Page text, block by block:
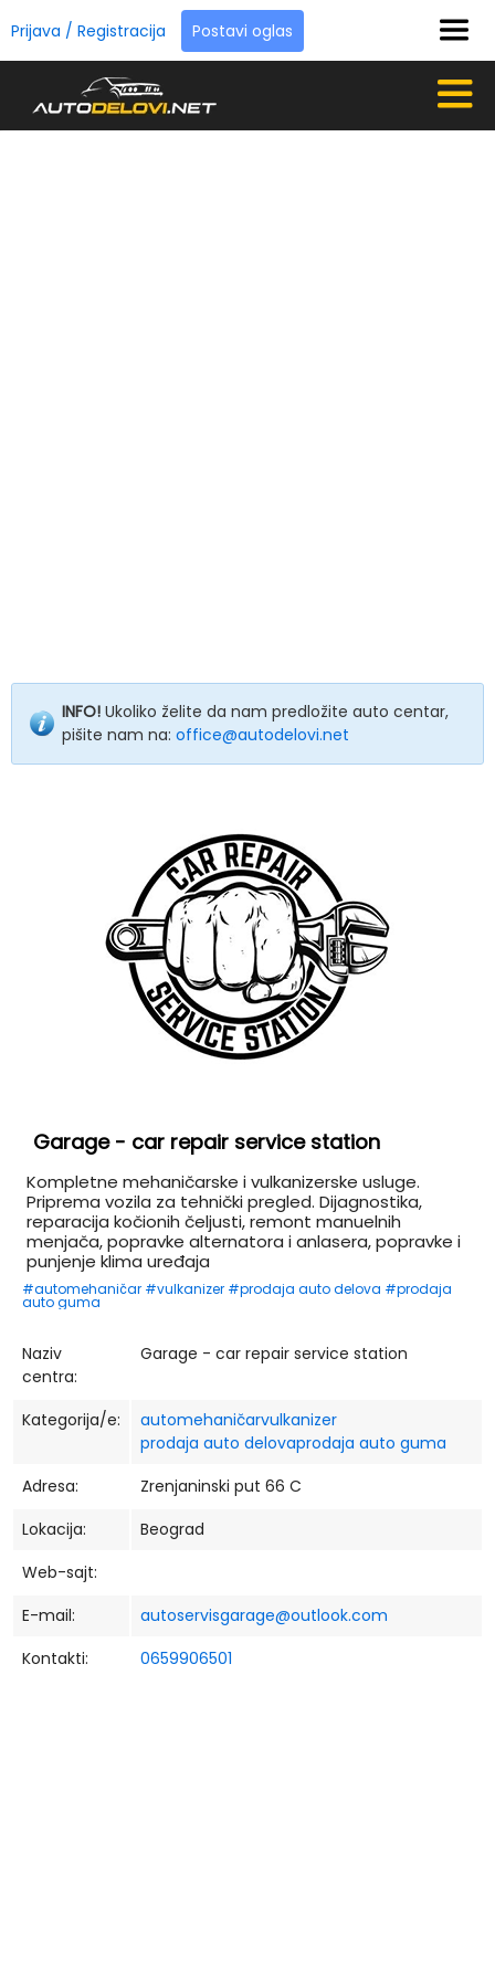
Prijava / Registracija Postavi oglas
INFO! Ukoliko želite da nam predložite auto centar,
pišite nam na: office@autodelovi.net
Garage - car repair service station
Kompletne mehaničarske i vulkanizerske usluge.
Priprema vozila za tehnički pregled. Dijagnostika,
reparacija kočionih čeljusti, remont manuelnih
menjača, popravke alternatora i anlasera, popravke i
punjenje klima uređaja
#automehaničar #vulkanizer #prodaja auto delova #prodaja
auto guma
Naziv
centra:
Garage - car repair service station
Kategorija/e: automehaničarvulkanizer
prodaja auto delovaprodaja auto guma
Adresa:
Zrenjaninski put 66 C
Lokacija:
Beograd
Web-sajt:
E-mail:
autoservisgarage@outlook.com
Kontakti:
0659906501